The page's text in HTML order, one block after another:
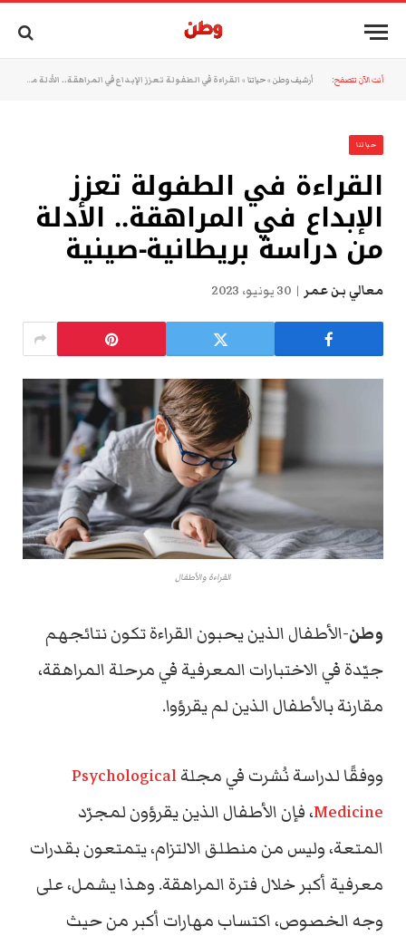
أنت الآن تتصفح: أرشيف وطن »حياتنا » القراءة في الطفولة تعزز الإبداع في المراهقة.. الأدلة من دراسة بريطانية-صينية
حياتنا
القراءة في الطفولة تعزز
الإبداع في المراهقة.. الأدلة
من دراسة بريطانية-صينية
معالي بن عمر 30 يونيو، 2023
القراءة والأطفال
وطن-الأطفال الذين يحبون القراءة تكون نتائجهم
جيّدة في الاختبارات المعرفية في مرحلة المراهقة،
مقارنة بالأطفال الذين لم يقرؤوا.
ووفقًا لدراسة نُشرت في مجلةPsychological
Medicine، فإن الأطفال الذين يقرؤون لمجرّد
المتعة، وليس من منطلق الالتزام، يتمتعون بقدرات
معرفية أكبر خلال فترة المراهقة. وهذا يشمل، على
وجه الخصوص، اكتساب مهارات أكبر من حيث